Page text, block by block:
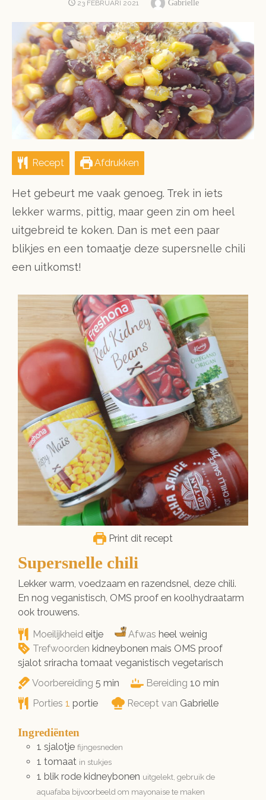
POSTED
23 FEBRUARI 2021 Author
Gabrielle
Recept Afdrukken
Het gebeurt me vaak genoeg. Trek in iets
lekker warms, pittig, maar geen zin om heel
uitgebreid te koken. Dan is met een paar
blikjes en een tomaatje deze supersnelle chili
een uitkomst!
Print dit recept
Supersnelle chili
Lekker warm, voedzaam en razendsnel, deze chili.
En nog veganistisch, OMS proof en koolhydraatarm
ook trouwens.
Moeilijkheideitje Afwas heel weinig
Trefwoorden kidneybonen mais OMS proof
sjalot sriracha tomaat veganistisch vegetarisch
Voorbereiding5 minuten
min Bereiding 10minuten
min
Porties1 portie Recept van Gabrielle
Ingrediënten
1 sjalotje fijngesneden
1 tomaat in stukjes
1 blik rode kidneybonen uitgelekt, gebruik de
aquafaba bijvoorbeeld om mayonaise te maken